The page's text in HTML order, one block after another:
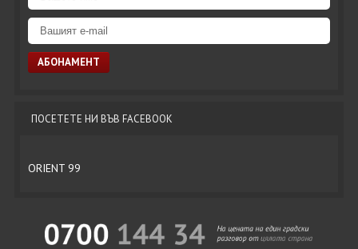
ПОСЕТЕТЕ НИ ВЪВ FACEBOOK
ORIENT 99